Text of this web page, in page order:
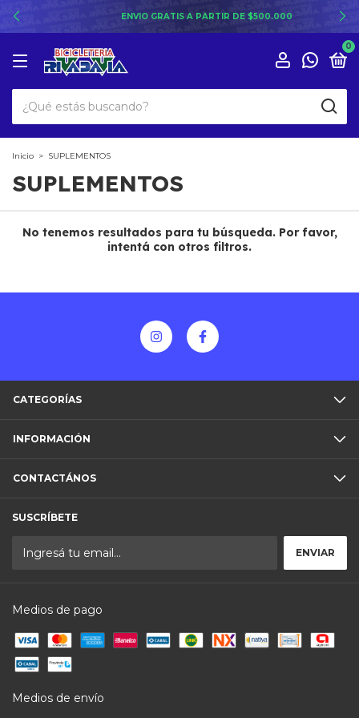
ENVIO GRATIS A PARTIR DE $500.000
0
Inicio > SUPLEMENTOS
SUPLEMENTOS
No tenemos resultados para tu búsqueda. Por favor,
intentá con otros filtros.
CATEGORÍAS
INFORMACIÓN
CONTACTÁNOS
SUSCRÍBETE
Medios de pago
Medios de envío